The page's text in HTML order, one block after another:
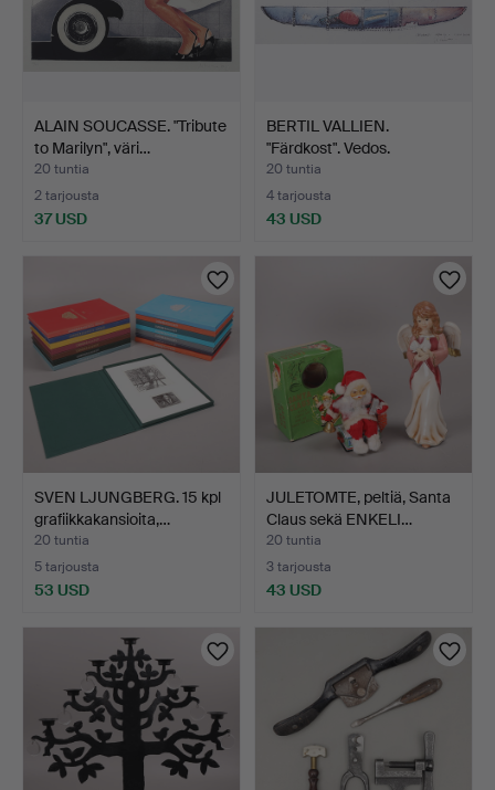
ALAIN SOUCASSE. "Tribute
to Marilyn", väri…
20 tuntia
2 tarjousta
37 USD
BERTIL VALLIEN.
"Färdkost". Vedos.
20 tuntia
4 tarjousta
43 USD
SVEN LJUNGBERG. 15 kpl
grafiikkakansioita,…
20 tuntia
5 tarjousta
53 USD
JULETOMTE, peltiä, Santa
Claus sekä ENKELI…
20 tuntia
3 tarjousta
43 USD